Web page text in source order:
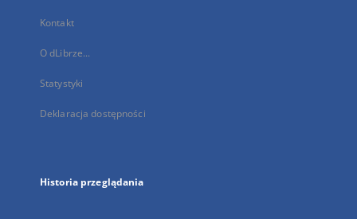
Kontakt
O dLibrze...
Statystyki
Deklaracja dostępności
Historia przeglądania